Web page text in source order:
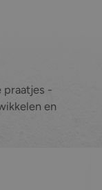
praatjes -
en